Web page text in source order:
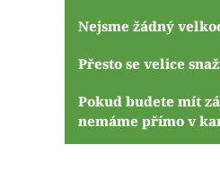
Nejsme žádný
Přesto se velice
Pokud budete mít
nemáme přímo v